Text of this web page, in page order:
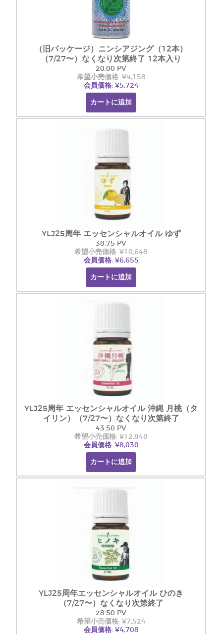
（旧パッケージ）ニンシアジング（12本）
（7/27〜）なくなり次第終了 12本入り
20.00 PV
希望小売価格: ¥9,158
会員価格: ¥5,724
カートに追加
YLJ25周年 エッセンシャルオイル ゆず
38.75 PV
希望小売価格: ¥10,648
会員価格: ¥6,655
カートに追加
YLJ25周年 エッセンシャルオイル 沖縄 月桃（タ
イリン）（7/27〜）なくなり次第終了
43.50 PV
希望小売価格: ¥12,848
会員価格: ¥8,030
カートに追加
YLJ25周年エッセンシャルオイル ひのき
（7/27〜）なくなり次第終了
28.50 PV
希望小売価格: ¥7,524
会員価格: ¥4,708